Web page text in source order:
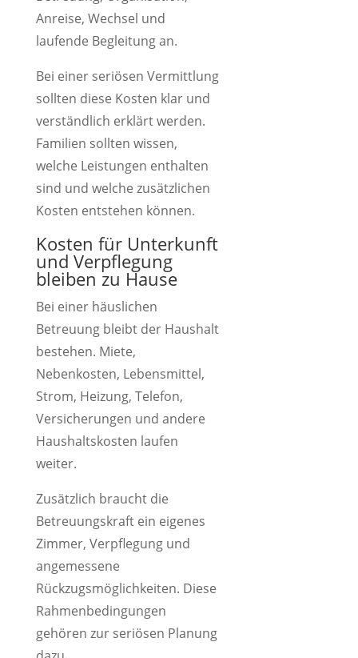
Anreise, Wechsel und
laufende Begleitung an.
Bei einer seriösen Vermittlung
sollten diese Kosten klar und
verständlich erklärt werden.
Familien sollten wissen,
welche Leistungen enthalten
sind und welche zusätzlichen
Kosten entstehen können.
Kosten für Unterkunft
und Verpflegung
bleiben zu Hause
Bei einer häuslichen
Betreuung bleibt der Haushalt
bestehen. Miete,
Nebenkosten, Lebensmittel,
Strom, Heizung, Telefon,
Versicherungen und andere
Haushaltskosten laufen
weiter.
Zusätzlich braucht die
Betreuungskraft ein eigenes
Zimmer, Verpflegung und
angemessene
Rückzugsmöglichkeiten. Diese
Rahmenbedingungen
gehören zur seriösen Planung